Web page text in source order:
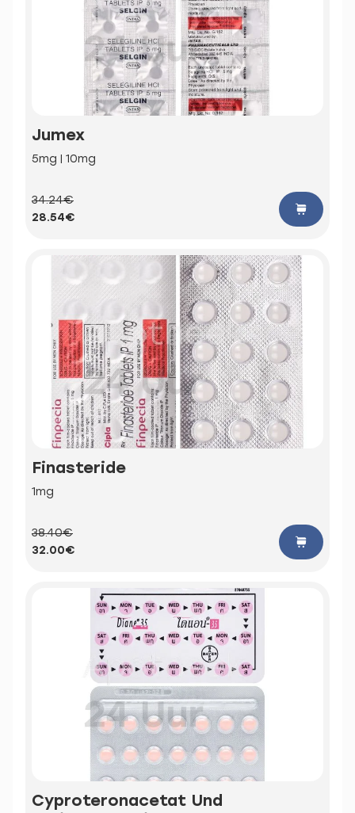
Jumex
5mg | 10mg
34.24€
28.54€
Finasteride
1mg
38.40€
32.00€
Cyproteronacetat Und